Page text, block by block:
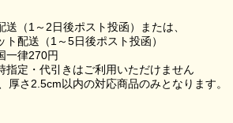
送（1～2日後ポスト投函）または、
ト配送（1～5日後ポスト投函）
一律270円
指定・代引きはご利用いただけません
厚さ2.5cm以内の対応商品のみとなります。